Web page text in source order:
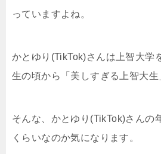
っていますよね。
かとゆり(TikTok)さんは上智大学
生の頃から「美しすぎる上智大生
そんな、かとゆり(TikTok)さんの
くらいなのか気になります。